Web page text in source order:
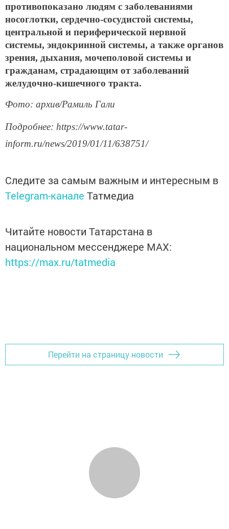
противопоказано людям с заболеваниями
носоглотки, сердечно-сосудистой системы,
центральной и периферической нервной
системы, эндокринной системы, а также органов
зрения, дыхания, мочеполовой системы и
гражданам, страдающим от заболеваний
желудочно-кишечного тракта.
Фото: архив/Рамиль Гали
Подробнее: https://www.tatar-
inform.ru/news/2019/01/11/638751/
Следите за самым важным и интересным в
Telegram-канале Татмедиа
Читайте новости Татарстана в
национальном мессенджере MАХ:
https://max.ru/tatmedia
Перейти на страницу новости